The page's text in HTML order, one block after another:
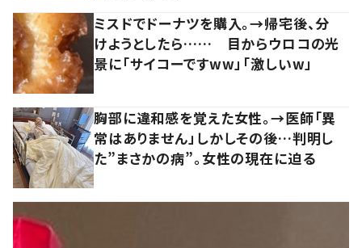
ミスドでドーナツを購入。→帰宅後、分
けようとしたら…… 目からウロコの光
景に「サイコーですww」「激しいw」
胸部に違和感を覚えた女性。→医師「異
常はありません」しかしその後…判明し
た”まさかの病”。女性の現在に迫る